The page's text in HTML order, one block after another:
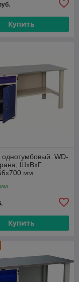
Купить
однотумбовый. WD-
ШxВxГ
мм
Купить